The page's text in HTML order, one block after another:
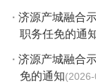
· 济源产城融合
职务任免的通
· 济源产城融合
免的通知